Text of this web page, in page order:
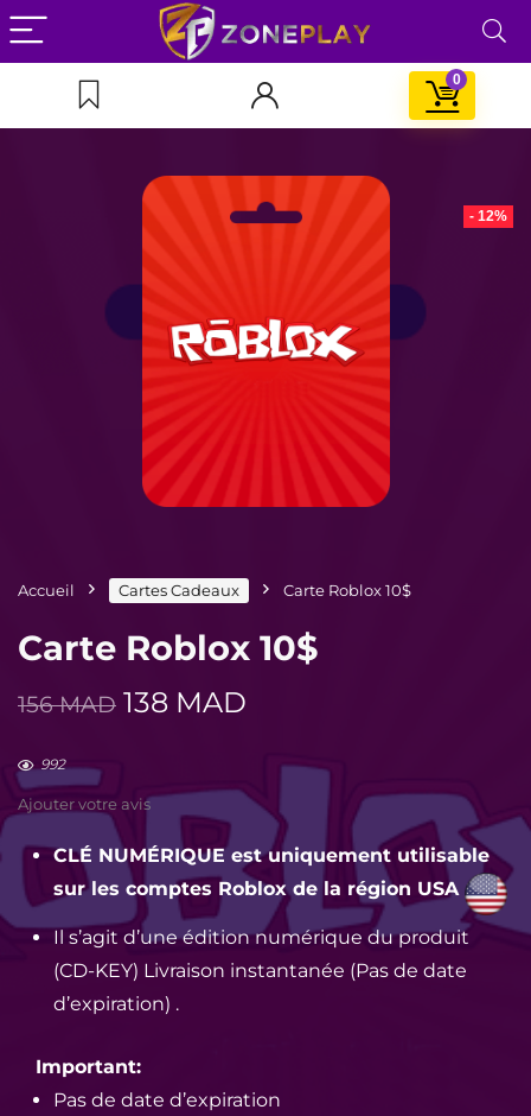
0
- 12%
Accueil Cartes Cadeaux Carte Roblox 10$
Carte Roblox 10$
156MAD Le
était :
156 MAD.
138 MAD
actuel
est :
138 MAD.
992
Ajouter votre avis
CLÉ NUMÉRIQUE est uniquement utilisable
sur les comptes Roblox de la région USA
Il s’agit d’une édition numérique du produit
(CD-KEY) Livraison instantanée (Pas de date
d’expiration) .
Important:
Pas de date d’expiration